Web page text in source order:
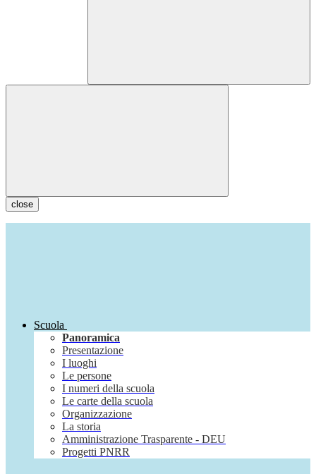
close
Scuola
Panoramica
Presentazione
I luoghi
Le persone
I numeri della scuola
Le carte della scuola
Organizzazione
La storia
Amministrazione Trasparente - DEU
Progetti PNRR